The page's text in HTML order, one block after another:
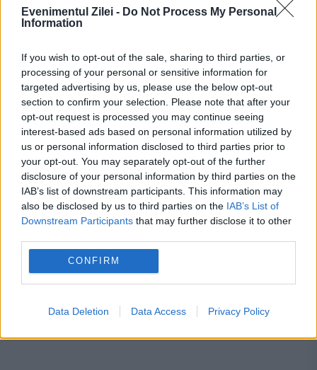
Evenimentul Zilei - Do Not Process My Personal
Information
If you wish to opt-out of the sale, sharing to third parties, or
processing of your personal or sensitive information for
targeted advertising by us, please use the below opt-out
section to confirm your selection. Please note that after your
opt-out request is processed you may continue seeing
interest-based ads based on personal information utilized by
us or personal information disclosed to third parties prior to
your opt-out. You may separately opt-out of the further
disclosure of your personal information by third parties on the
IAB’s list of downstream participants. This information may
also be disclosed by us to third parties on the IAB’s List of
Downstream Participants that may further disclose it to other
CONFIRM
Data Deletion Data Access Privacy Policy
Concediu 2026. Dreptul pe care mulți
zilele de concediu și când nu
cristian Ganea ploiesti primarie
vest